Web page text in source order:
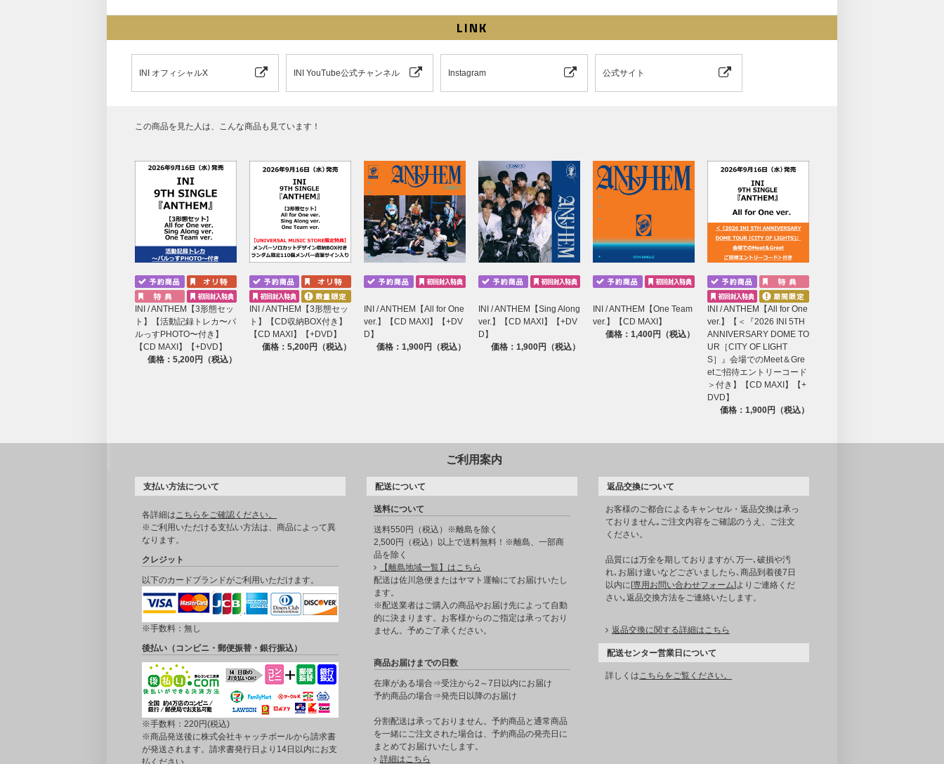
LINK
INI オフィシャルX INI YouTube公式チャンネル Instagram 公式サイト
この商品を見た人は、こんな商品も見ています！
INI / ANTHEM【3形態セッ
ト】【活動記録トレカ〜パ
ルっすPHOTO〜付き】
【CD MAXI】【+DVD】
価格：5,200円（税込）
INI / ANTHEM【3形態セッ
ト】【CD収納BOX付き】
【CD MAXI】【+DVD】
価格：5,200円（税込）
INI / ANTHEM【All for One
ver.】【CD MAXI】【+DV
D】
価格：1,900円（税込）
INI / ANTHEM【Sing Along
ver.】【CD MAXI】【+DV
D】
価格：1,900円（税込）
INI / ANTHEM【One Team
ver.】【CD MAXI】
価格：1,400円（税込）
INI / ANTHEM【All for One
ver.】【＜『2026 INI 5TH
ANNIVERSARY DOME TO
UR［CITY OF LIGHT
S］』会場でのMeet＆Gre
etご招待エントリーコード
＞付き】【CD MAXI】【+
DVD】
価格：1,900円（税込）
ご利用案内
支払い方法について
各詳細はこちらをご確認ください。
※ご利用いただける支払い方法は、商品によって異
なります。
クレジット
以下のカードブランドがご利用いただけます。
※手数料：無し
後払い（コンビニ・郵便振替・銀行振込）
※手数料：220円(税込)
※商品発送後に株式会社キャッチボールから請求書
が発送されます。請求書発行日より14日以内にお支
配送について
送料について
送料550円（税込）※離島を除く
2,500円（税込）以上で送料無料！※離島、一部商
品を除く
【離島地域一覧】はこちら
配送は佐川急便またはヤマト運輸にてお届けいたし
ます。
※配送業者はご購入の商品やお届け先によって自動
的に決まります。お客様からのご指定は承っており
ません。予めご了承ください。
商品お届けまでの日数
在庫がある場合⇒受注から2～7日以内にお届け
予約商品の場合⇒発売日以降のお届け
分割配送は承っておりません。予約商品と通常商品
を一緒にご注文された場合は、予約商品の発売日に
まとめてお届けいたします。
詳細はこちら
返品交換について
お客様のご都合によるキャンセル・返品交換は承っ
ておりません｡ご注文内容をご確認のうえ、ご注文
ください。
品質には万全を期しておりますが､万一､破損や汚
れ､お届け違いなどございましたら､商品到着後7日
以内に[専用お問い合わせフォーム]よりご連絡くだ
さい｡返品交換方法をご連絡いたします。
返品交換に関する詳細はこちら
配送センター営業日について
詳しくはこちらをご覧ください。